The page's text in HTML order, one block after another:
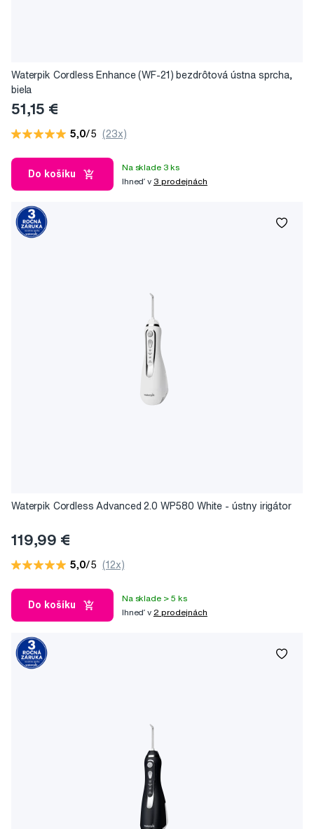
Waterpik Cordless Enhance (WF-21) bezdrôtová ústna sprcha,
biela
51,15 €
5,0/5 (23x)
Do košíku
Na sklade 3 ks
Ihneď v 3 prodejnách
Waterpik Cordless Advanced 2.0 WP580 White - ústny irigátor
119,99 €
5,0/5 (12x)
Do košíku
Na sklade > 5 ks
Ihneď v 2 prodejnách